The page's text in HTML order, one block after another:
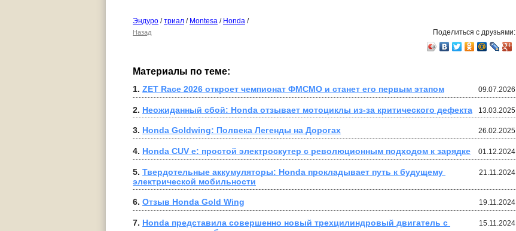
Эндуро /триал / Montesa / Honda /
Назад Поделиться с друзьями:
Материалы по теме:
09.07.2026
1. ZET Race 2026 откроет чемпионат ФМСМО и станет его первым этапом
13.03.2025
2. Неожиданный сбой: Honda отзывает мотоциклы из-за критического дефекта
26.02.2025
3. Honda Goldwing: Полвека Легенды на Дорогах
01.12.2024
4. Honda CUV e: простой электроскутер с революционным подходом к зарядке
21.11.2024
5. Твердотельные аккумуляторы: Honda прокладывает путь к будущему
электрической мобильности
19.11.2024
6. Отзыв Honda Gold Wing
15.11.2024
7. Honda представила совершенно новый трехцилиндровый двигатель с